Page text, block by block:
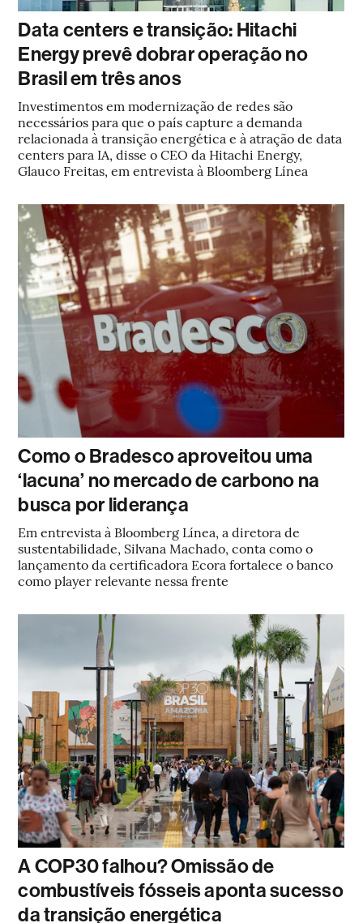
Data centers e transição: Hitachi
Energy prevê dobrar operação no
Brasil em três anos
Investimentos em modernização de redes são
necessários para que o país capture a demanda
relacionada à transição energética e à atração de data
centers para IA, disse o CEO da Hitachi Energy,
Glauco Freitas, em entrevista à Bloomberg Línea
Como o Bradesco aproveitou uma
‘lacuna’ no mercado de carbono na
busca por liderança
Em entrevista à Bloomberg Línea, a diretora de
sustentabilidade, Silvana Machado, conta como o
lançamento da certificadora Ecora fortalece o banco
como player relevante nessa frente
A COP30 falhou? Omissão de
combustíveis fósseis aponta sucesso
da transição energética